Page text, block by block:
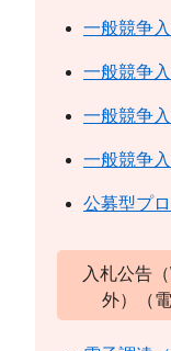
一般競争
一般競争
一般競争
一般競争
公募型プ
入札公告
外）（